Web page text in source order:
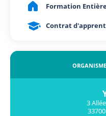
Formation
Contrat
3